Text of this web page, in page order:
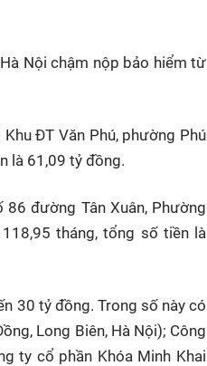
Nội chậm nộp bảo hiểm từ
ĐT Văn Phú, phường Phú
là 61,09 tỷ đồng.
đường Tân Xuân, Phường
tháng, tổng số tiền là
30 tỷ đồng. Trong số này có
Long Biên, Hà Nội); Công
ty cổ phần Khóa Minh Khai